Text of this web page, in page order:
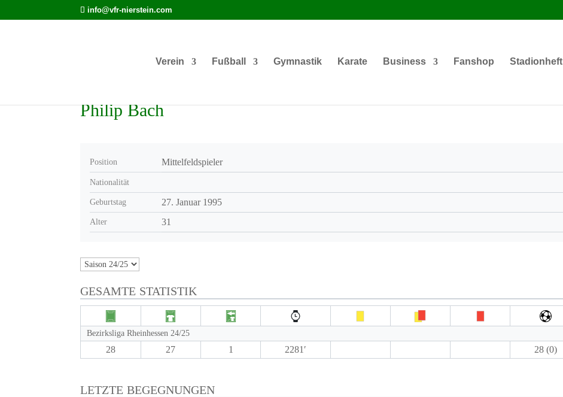
info@vfr-nierstein.com
Verein Fußball Gymnastik Karate Business Fanshop Stadionheft
Philip Bach
Position Mittelfeldspieler
Nationalität
Geburtstag 27. Januar 1995
Alter 31
GESAMTE STATISTIK
Bezirksliga Rheinhessen 24/25
28 27 1 2281′ 28 (0)
LETZTE BEGEGNUNGEN